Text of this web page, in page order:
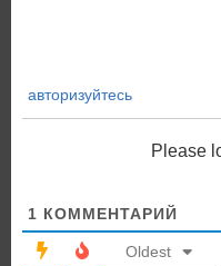
авторизуйтесь
Please
1 КОММЕНТАРИЙ
Oldest